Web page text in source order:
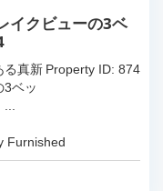
イクビューの3ベ
Property ID: 874
る真新
3ベッ
Furnished